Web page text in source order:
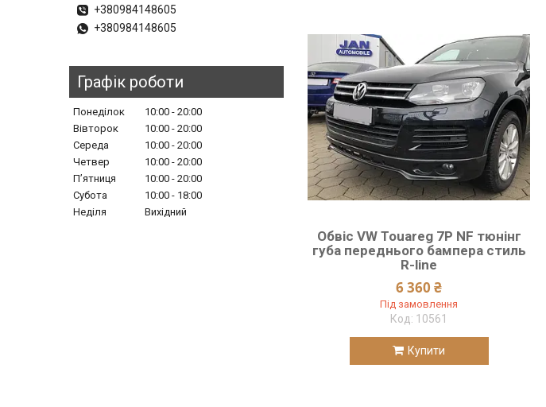
Обвіс VW Touareg 7P NF тюнінг
губа переднього бампера стиль
R-line
6 360 ₴
Під замовлення
10561
Купити
+380984148605
+380984148605
Графік роботи
Понеділок 10:00
20:00
Вівторок
10:00
20:00
Середа
10:00
20:00
Четвер
10:00
20:00
Пʼятниця
10:00
20:00
Субота
10:00
18:00
Неділя
Вихідний